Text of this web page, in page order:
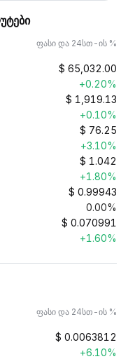
ფასი და 24სთ-ის %
$ 65,032.00
+0.20%
$ 1,919.13
+0.10%
$ 76.25
+3.10%
$ 1.042
+1.80%
$ 0.99943
0.00%
$ 0.070991
+1.60%
ფასი და 24სთ-ის %
$ 0.0063812
+6.10%